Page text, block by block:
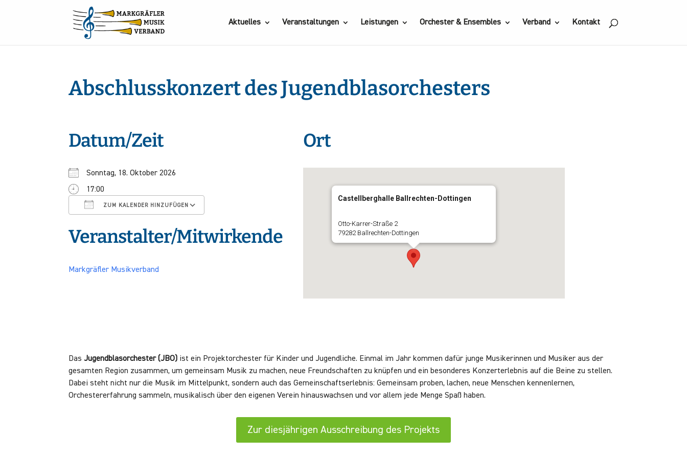
Aktuelles Veranstaltungen Leistungen Orchester & Ensembles Verband Kontakt
Abschlusskonzert des Jugendblasorchesters
Datum/Zeit
Sonntag, 18. Oktober 2026
17:00
ZUM KALENDER HINZUFÜGEN
ICS herunterladen iCalendar
Veranstalter/Mitwirkende
Markgräfler Musikverband
Ort
Castellberghalle Ballrechten-Dottingen
Otto-Karrer-Straße 2
79282 Ballrechten-Dottingen
DasJugendblasorchester (JBO) ist ein Projektorchester für Kinder und Jugendliche. Einmal im Jahr kommen dafür junge Musikerinnen und Musiker aus der
gesamten Region zusammen, um gemeinsam Musik zu machen, neue Freundschaften zu knüpfen und ein besonderes Konzerterlebnis auf die Beine zu stellen.
Dabei steht nicht nur die Musik im Mittelpunkt, sondern auch das Gemeinschaftserlebnis: Gemeinsam proben, lachen, neue Menschen kennenlernen,
Orchestererfahrung sammeln, musikalisch über den eigenen Verein hinauswachsen und vor allem jede Menge Spaß haben.
Zur diesjährigen Ausschreibung des Projekts